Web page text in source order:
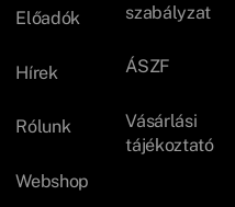
Előadók
Hírek
Rólunk
Webshop
szabályzat
ÁSZF
Vásárlási
tájékoztató